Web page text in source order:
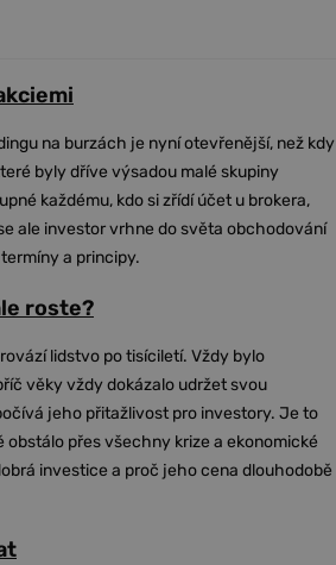
na burzách je nyní otevřenější, než kdy
byly dříve výsadou malé skupiny
každému, kdo si zřídí účet u brokera,
ale investor vrhne do světa obchodování
a principy.
roste?
lidstvo po tisíciletí. Vždy bylo
věky vždy dokázalo udržet svou
jeho přitažlivost pro investory. Je to
přes všechny krize a ekonomické
investice a proč jeho cena dlouhodobě